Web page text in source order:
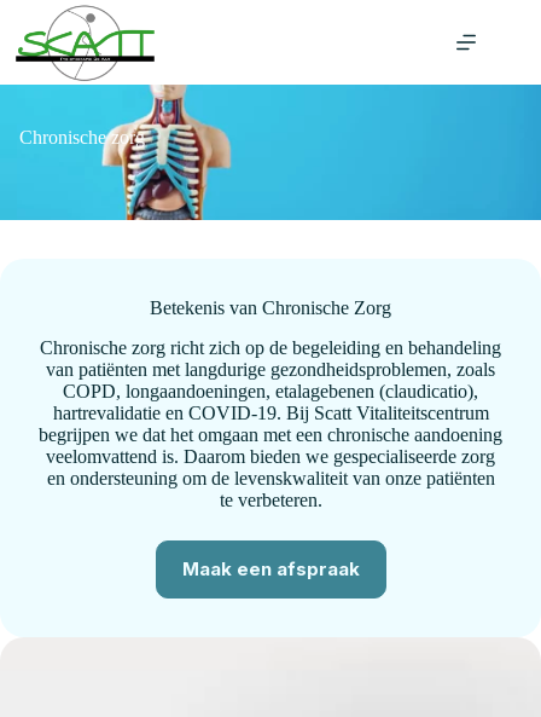
naar
de
Chronische zorg
Betekenis van Chronische Zorg
Chronische zorg richt zich op de begeleiding en behandeling
van patiënten met langdurige gezondheidsproblemen, zoals
COPD, longaandoeningen, etalagebenen (claudicatio),
hartrevalidatie en COVID-19. Bij Scatt Vitaliteitscentrum
begrijpen we dat het omgaan met een chronische aandoening
veelomvattend is. Daarom bieden we gespecialiseerde zorg
en ondersteuning om de levenskwaliteit van onze patiënten
te verbeteren.
Maak een afspraak